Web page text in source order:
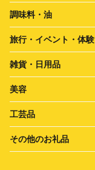
調味料・油
旅行・イベント・体験
雑貨・日用品
美容
工芸品
その他のお礼品